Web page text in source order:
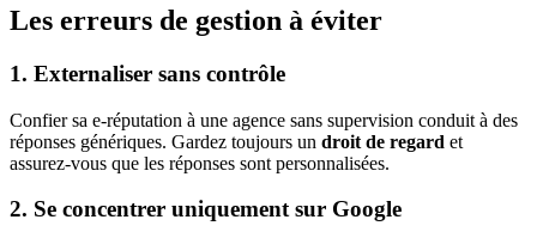
Les erreurs de gestion à éviter
1. Externaliser sans contrôle
Confier sa e-réputation à une agence sans supervision conduit à des
réponses génériques. Gardez toujours un droit de regard et
assurez-vous que les réponses sont personnalisées.
2. Se concentrer uniquement sur Google